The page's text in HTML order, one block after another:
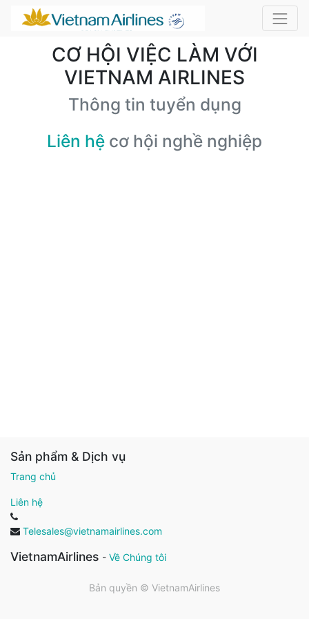
CƠ HỘI VIỆC LÀM VỚI
VIETNAM AIRLINES
Thông tin tuyển dụng
Liên hệ cơ hội nghề nghiệp
Sản phẩm & Dịch vụ
Trang chủ
Liên hệ
Telesales@vietnamairlines.com
VietnamAirlines - Về Chúng tôi
Bản quyền © VietnamAirlines